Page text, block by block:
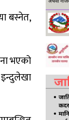
बस्नेत,
भएको